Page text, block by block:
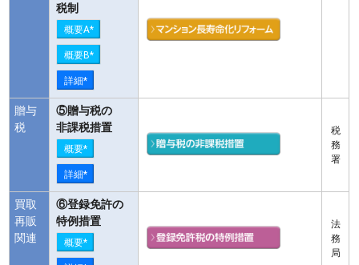
税制
概要A*
概要B*
詳細*
贈与
税
⑤贈与税の
非課税措置
概要*
詳細*
税
務
署
買取
再販
関連
⑥登録免許の
特例措置
概要*
法
務
局